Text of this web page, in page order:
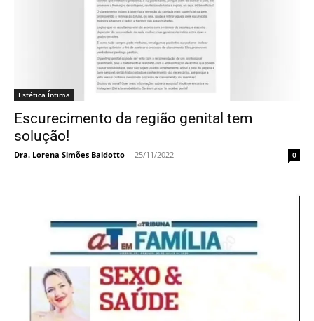
Estética Íntima
Escurecimento da região genital tem
solução!
Dra. Lorena Simões Baldotto - 25/11/2022 0